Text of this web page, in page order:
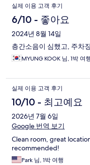
실제 이용 고객 후기
6/10 - 좋아요
2024년 8월 14일
층간소음이 심했고, 주차
MYUNG KOOK 님, 1박 여
실제 이용 고객 후기
10/10 - 최고예요
2026년 7월 6일
Google 번역 보기
Clean room, great
recommended!
Park 님, 1박 여행